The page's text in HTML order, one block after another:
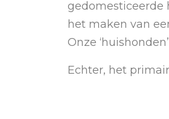
gedomesticeerde
het maken van
Onze
Echter, het